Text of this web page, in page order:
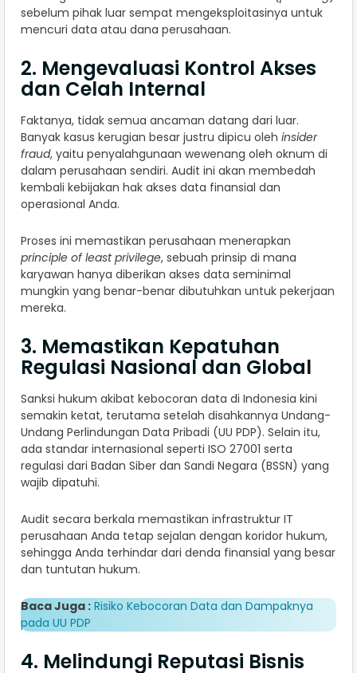
sebelum pihak luar sempat mengeksploitasinya untuk
mencuri data atau dana perusahaan.
2. Mengevaluasi Kontrol Akses
dan Celah Internal
Faktanya, tidak semua ancaman datang dari luar.
Banyak kasus kerugian besar justru dipicu oleh insider
fraud, yaitu penyalahgunaan wewenang oleh oknum di
dalam perusahaan sendiri. Audit ini akan membedah
kembali kebijakan hak akses data finansial dan
operasional Anda.
Proses ini memastikan perusahaan menerapkan
principle of least privilege, sebuah prinsip di mana
karyawan hanya diberikan akses data seminimal
mungkin yang benar-benar dibutuhkan untuk pekerjaan
mereka.
3. Memastikan Kepatuhan
Regulasi Nasional dan Global
Sanksi hukum akibat kebocoran data di Indonesia kini
semakin ketat, terutama setelah disahkannya Undang-
Undang Perlindungan Data Pribadi (UU PDP). Selain itu,
ada standar internasional seperti ISO 27001 serta
regulasi dari Badan Siber dan Sandi Negara (BSSN) yang
wajib dipatuhi.
Audit secara berkala memastikan infrastruktur IT
perusahaan Anda tetap sejalan dengan koridor hukum,
sehingga Anda terhindar dari denda finansial yang besar
dan tuntutan hukum.
Baca Juga : Risiko Kebocoran Data dan Dampaknya
pada UU PDP
4. Melindungi Reputasi Bisnis